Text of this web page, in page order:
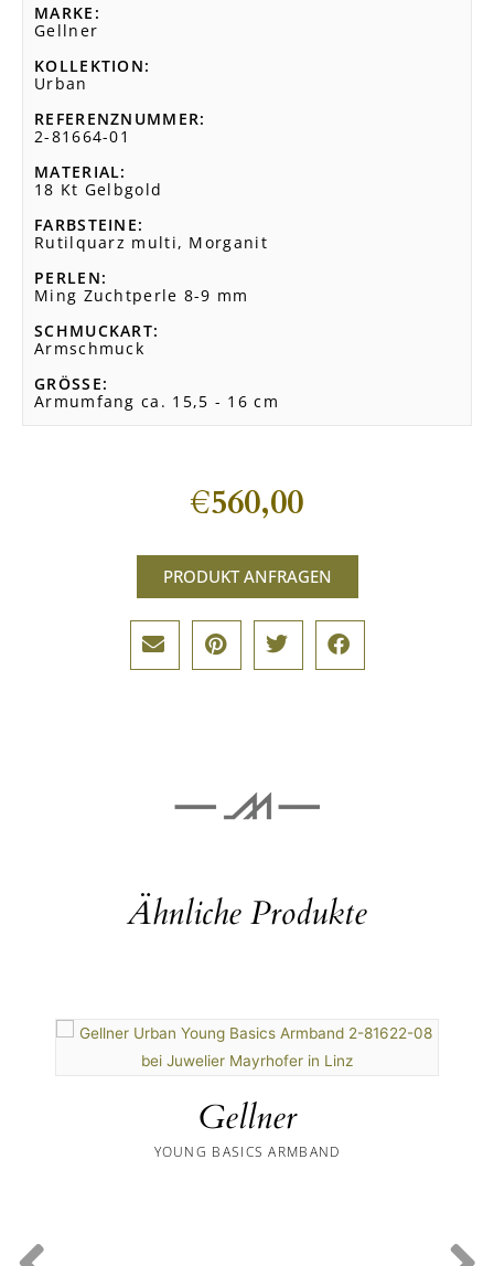
MARKE
Gellner
KOLLEKTION
Urban
REFERENZNUMMER
2-81664-01
MATERIAL
18 Kt Gelbgold
FARBSTEINE
Rutilquarz multi, Morganit
PERLEN
Ming Zuchtperle 8-9 mm
SCHMUCKART
Armschmuck
GRÖSSE
Armumfang ca. 15,5 - 16 cm
€560,00
PRODUKT ANFRAGEN
Ähnliche Produkte
Gellner
YOUNG BASICS ARMBAND